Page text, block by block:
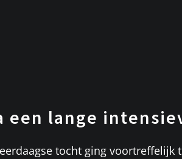
lange
tocht ging